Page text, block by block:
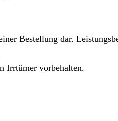
Bestellung dar.
Irrtümer vorbehalten.